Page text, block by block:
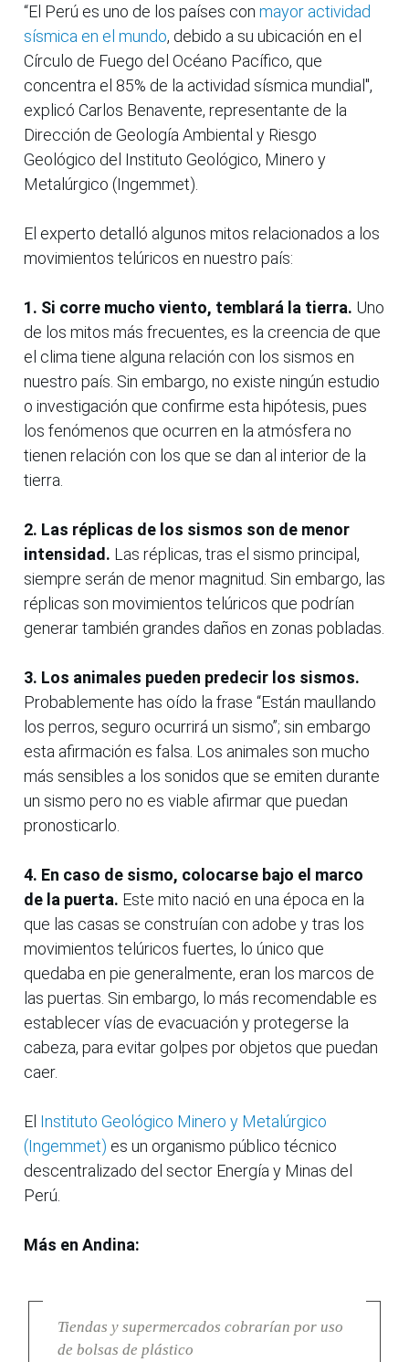
“El Perú es uno de los países con mayor actividad
sísmica en el mundo, debido a su ubicación en el
Círculo de Fuego del Océano Pacífico, que
concentra el 85% de la actividad sísmica mundial",
explicó Carlos Benavente, representante de la
Dirección de Geología Ambiental y Riesgo
Geológico del Instituto Geológico, Minero y
Metalúrgico (Ingemmet).
El experto detalló algunos mitos relacionados a los
movimientos telúricos en nuestro país:
1. Si corre mucho viento, temblará la tierra. Uno
de los mitos más frecuentes, es la creencia de que
el clima tiene alguna relación con los sismos en
nuestro país. Sin embargo, no existe ningún estudio
o investigación que confirme esta hipótesis, pues
los fenómenos que ocurren en la atmósfera no
tienen relación con los que se dan al interior de la
tierra.
2. Las réplicas de los sismos son de menor
intensidad. Las réplicas, tras el sismo principal,
siempre serán de menor magnitud. Sin embargo, las
réplicas son movimientos telúricos que podrían
generar también grandes daños en zonas pobladas.
3. Los animales pueden predecir los sismos.
Probablemente has oído la frase “Están maullando
los perros, seguro ocurrirá un sismo”; sin embargo
esta afirmación es falsa. Los animales son mucho
más sensibles a los sonidos que se emiten durante
un sismo pero no es viable afirmar que puedan
pronosticarlo.
4. En caso de sismo, colocarse bajo el marco
de la puerta. Este mito nació en una época en la
que las casas se construían con adobe y tras los
movimientos telúricos fuertes, lo único que
quedaba en pie generalmente, eran los marcos de
las puertas. Sin embargo, lo más recomendable es
establecer vías de evacuación y protegerse la
cabeza, para evitar golpes por objetos que puedan
caer.
El Instituto Geológico Minero y Metalúrgico
(Ingemmet) es un organismo público técnico
descentralizado del sector Energía y Minas del
Perú.
Más en Andina:
Tiendas y supermercados cobrarían por uso
de bolsas de plástico